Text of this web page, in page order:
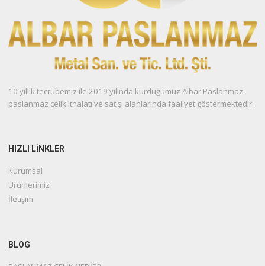
10 yıllık tecrübemiz ile 2019 yılında kurduğumuz Albar Paslanmaz,
paslanmaz çelik ithalatı ve satışı alanlarında faaliyet göstermektedir.
HIZLI LİNKLER
Kurumsal
Ürünlerimiz
İletişim
BLOG